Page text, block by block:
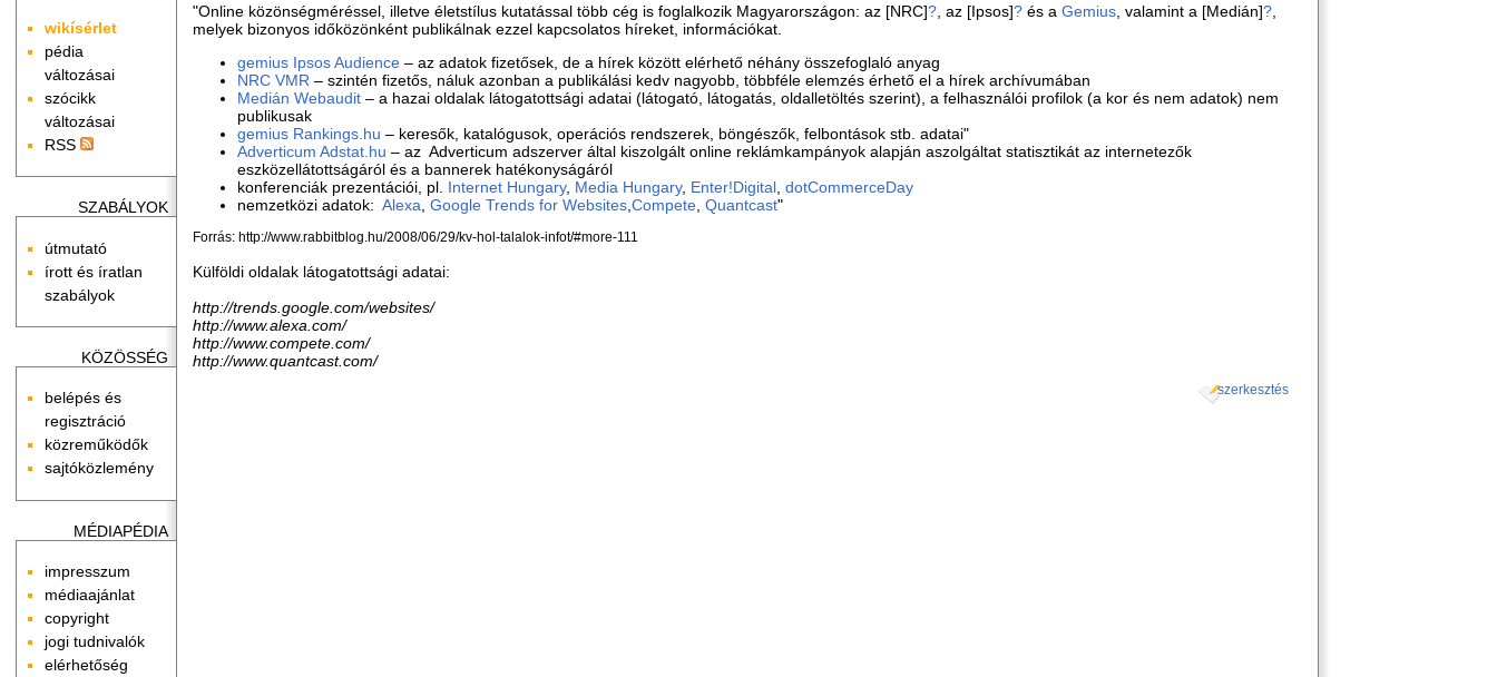
wikísérlet
pédia
változásai
szócikk
változásai
RSS
SZABÁLYOK
útmutató
írott és íratlan
szabályok
KÖZÖSSÉG
belépés és
regisztráció
közreműködők
sajtóközlemény
MÉDIAPÉDIA
impresszum
médiaajánlat
copyright
jogi tudnivalók
elérhetőség
"Online közönségméréssel, illetve életstílus kutatással több cég is foglalkozik Magyarországon: az [NRC]? , az [Ipsos]? és aGemius , valamint a [Medián]?
melyek bizonyos időközönként publikálnak ezzel kapcsolatos híreket, információkat.
gemius Ipsos Audience – az adatok fizetősek, de a hírek között elérhető néhány összefoglaló anyag
NRC VMR – szintén fizetős, náluk azonban a publikálási kedv nagyobb, többféle elemzés érhető el a hírek archívumában
Medián Webaudit – a hazai oldalak látogatottsági adatai (látogató, látogatás, oldalletöltés szerint), a felhasználói profilok (a kor és nem adatok) nem
publikusak
gemius Rankings.hu – keresők, katalógusok, operációs rendszerek, böngészők, felbontások stb. adatai"
Adverticum Adstat.hu – az Adverticum adszerver által kiszolgált online reklámkampányok alapján aszolgáltat statisztikát az internetezők
eszközellátottságáról és a bannerek hatékonyságáról
konferenciák prezentációi, pl. Internet Hungary, Media Hungary, Enter!Digital ,dotCommerceDay
nemzetközi adatok:Alexa ,Google Trends for Websites ,Compete ,Quantcast"
Forrás: http://www.rabbitblog.hu/2008/06/29/kv-hol-talalok-infot/#more-111
Külföldi oldalak látogatottsági adatai:
http://trends.google.com/websites/
http://www.alexa.com/
http://www.compete.com/
http://www.quantcast.com/
szerkesztés